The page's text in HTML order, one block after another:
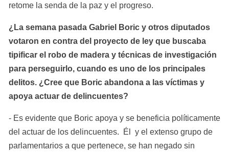
retome la senda de la paz y el progreso.
¿La semana pasada Gabriel Boric y otros diputados
votaron en contra del proyecto de ley que buscaba
tipificar el robo de madera y técnicas de investigación
para perseguirlo, cuando es uno de los principales
delitos. ¿Cree que Boric abandona a las víctimas y
apoya actuar de delincuentes?
- Es evidente que Boric apoya y se beneficia políticamente
del actuar de los delincuentes.  Él  y el extenso grupo de
parlamentarios a que pertenece, se han negado sin